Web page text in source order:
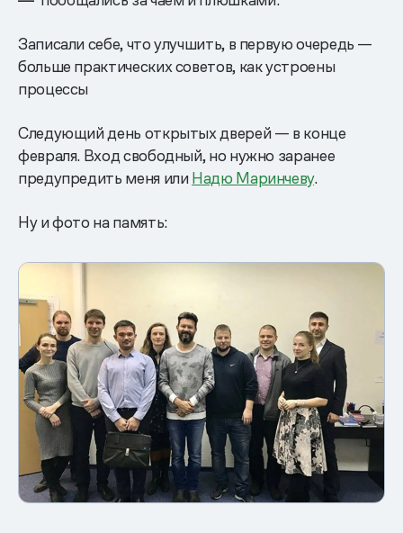
Записали себе, что улучшить, в первую очередь —
больше практических советов, как устроены
процессы
Следующий день открытых дверей — в конце
февраля. Вход свободный, но нужно заранее
предупредить меня илиНадю Маринчеву.
Ну и фото на память: